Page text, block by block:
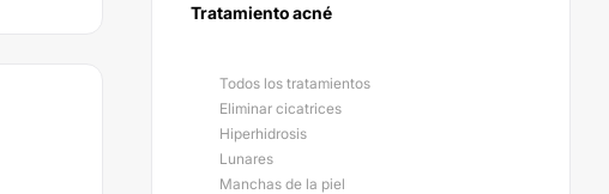
Tratamiento acné
Todos los tratamientos
Eliminar cicatrices
Hiperhidrosis
Lunares
Manchas de la piel